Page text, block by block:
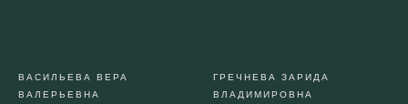
ВАСИЛЬЕВА ВЕРА
ВАЛЕРЬЕВНА
ГРЕЧНЕВА ЗАРИДА
ВЛАДИМИРОВНА
сроках действия акции уточняйте в клинике.